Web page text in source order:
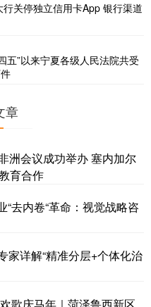
关停独立信用卡App 银行渠道
五”以来宁夏各级人民法院共受
章
洲会议成功举办 塞内加尔
育合作
去内卷“革命：视觉战略咨
家详解“精准分层+个体化治
歌庆马年｜菏泽鲁西新区